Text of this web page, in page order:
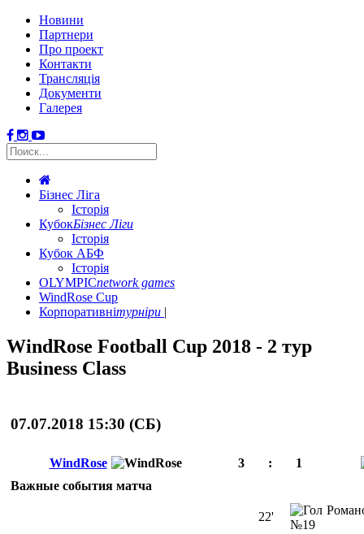
Новини
Партнери
Про проект
Контакти
Трансляція
Документи
Галерея
Бізнес Ліга
Історія
КубокБізнес Ліги
Історія
Кубок АБФ
Історія
OLYMPICnetwork games
WindRose Cup
Корпоративнітурніри
WindRose Football Cup 2018 - 2 тур
Business Class
07.07.2018 15:30 (СБ)
WindRose 3 :
1
Важные события матча
22'
№19